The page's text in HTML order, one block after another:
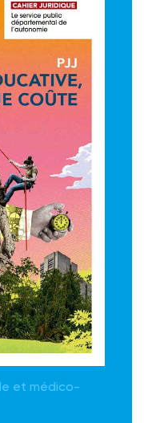
et médico-